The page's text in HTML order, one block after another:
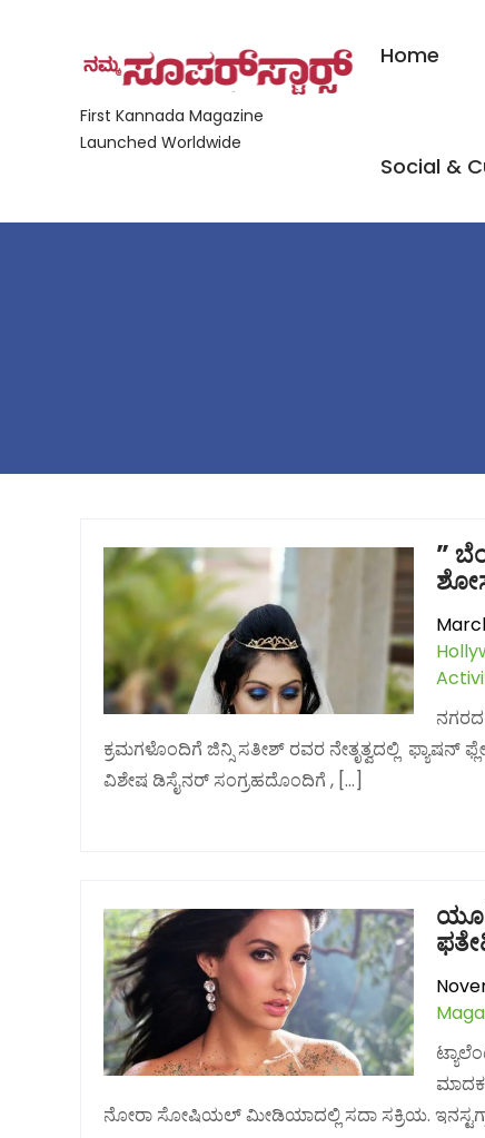
First Kannada Magazine
Launched Worldwide
Home
Social &
”
ನಗರದ
ಕ್ರಮಗಳೊಂದಿಗೆ ಜಿನ್ಸಿ ಸತೀಶ್ ರವರ ನೇತೃತ್ವದಲ್ಲಿ
ವಿಶೇಷ ಡಿಸೈನರ್ ಸಂಗ್ರಹದೊಂದಿಗೆ , […]
ಮಾದಕ
ನೋರಾ ಸೋಷಿಯಲ್ ಮೀಡಿಯಾದಲ್ಲಿ ಸದಾ ಸಕ್ರಿಯ.